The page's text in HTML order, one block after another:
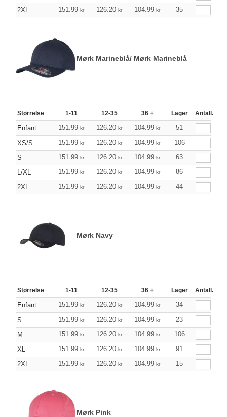
2XL
151.99 kr 126.20 kr 104.99 kr 35
Mørk Marineblå/ Mørk Marineblå
Størrelse 1-11 12-35 36 + Lager Antall.
Enfant 151.99 kr 126.20 kr 104.99 kr
51
XS/S
151.99 kr 126.20 kr 104.99 kr
106
S
151.99 kr 126.20 kr 104.99 kr
63
L/XL
151.99 kr 126.20 kr 104.99 kr
86
2XL
151.99 kr 126.20 kr 104.99 kr 44
Mørk Navy
Størrelse 1-11 12-35 36 + Lager Antall.
Enfant 151.99 kr 126.20 kr 104.99 kr
34
S
151.99 kr 126.20 kr 104.99 kr
23
M
151.99 kr 126.20 kr 104.99 kr
106
XL
151.99 kr 126.20 kr 104.99 kr
91
2XL
151.99 kr 126.20 kr 104.99 kr 15
Mørk Pink